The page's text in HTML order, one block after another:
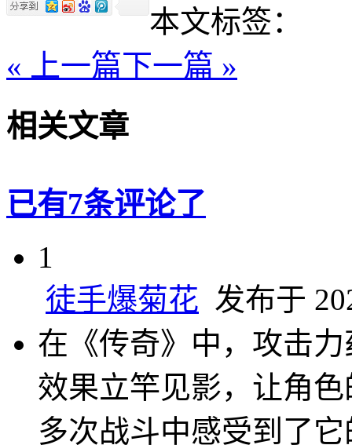
本文标签：
« 上一篇下一篇 »
相关文章
已有7条评论了
1
徒手爆菊花 发布于
在《传奇》中，攻击
效果立竿见影，让角
多次战斗中感受到了